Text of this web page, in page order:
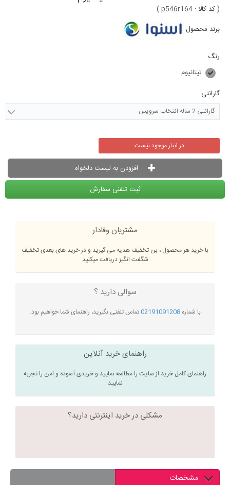
(کد کالا : p546r164
)
برند محصول
رنگ
تیتانیوم
گارانتی
گارانتی 2 ساله انتخاب سرویس
در انبار موجود نیست
افزودن به لیست دلخواه
ثبت تلفنی سفارش
مشتریان وفادار
با خرید هر محصول ، بن تخفیف هدیه می گیرید و در خرید های بعدی تخفیف
شگفت انگیز دریافت میکنید
سوالی دارید ؟
با شماره02191091208تماس تلفنی بگیرید، راهنمای شما خواهیم بود.
راهنمای خرید آنلاین
راهنمای کامل خرید از سایت را مطالعه نمایید و خریدی آسوده و امن را تجربه
نمایید
مشکلی در خرید اینترنتی دارید؟
مشخصات